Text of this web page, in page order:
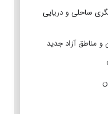
ساحلی و دریایی
مناطق آزاد جدید